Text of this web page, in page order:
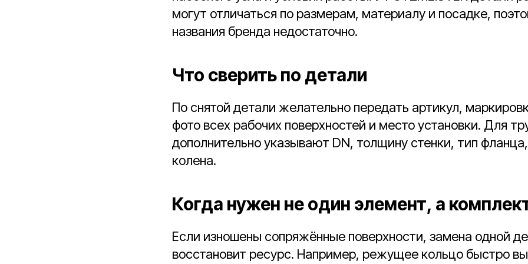
могут отличаться по размерам, материалу и посадке,
названия бренда недостаточно.
Что сверить по детали
По снятой детали желательно передать артикул,
фото всех рабочих поверхностей и место установки. Для
дополнительно указывают DN, толщину стенки, тип
колена.
Когда нужен не один элемент, а
Если изношены сопряжённые поверхности, замена одной
восстановит ресурс. Например, режущее кольцо быстро